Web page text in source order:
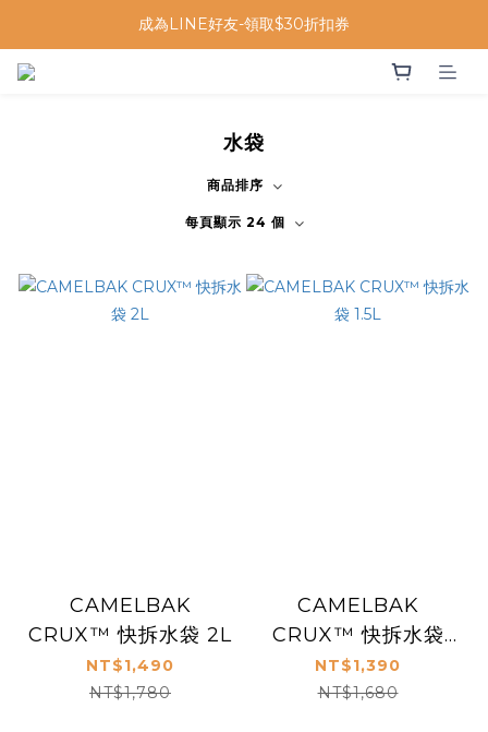
成為LINE好友-領取$30折扣券
水袋
商品排序
每頁顯示 24 個
CAMELBAK
CRUX™ 快拆水袋 2L
NT$1,490
NT$1,780
CAMELBAK
CRUX™ 快拆水袋
1.5L
NT$1,390
NT$1,680